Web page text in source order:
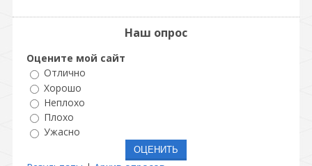
Наш опрос
Оцените мой сайт
Отлично
Хорошо
Неплохо
Плохо
Ужасно